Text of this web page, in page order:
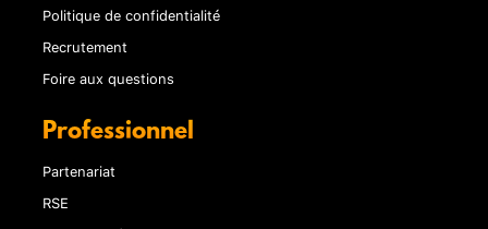
Politique de confidentialité
Recrutement
Foire aux questions
Professionnel
Partenariat
RSE